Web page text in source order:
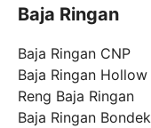
Baja Ringan
Baja Ringan CNP
Baja Ringan Hollow
Reng Baja Ringan
Baja Ringan Bondek